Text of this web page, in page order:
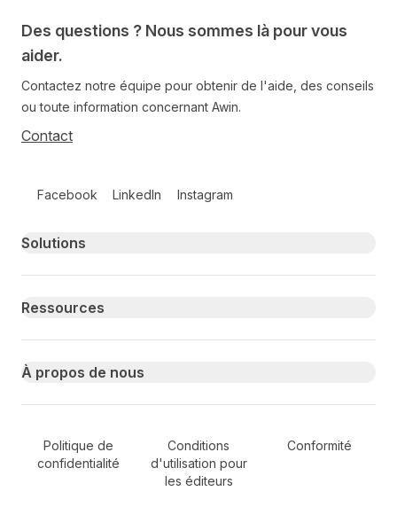
Des questions ? Nous sommes là pour vous
aider.
Contactez notre équipe pour obtenir de l'aide, des conseils
ou toute information concernant Awin.
Contact
Facebook LinkedIn Instagram
Primary footer navigation
Solutions
Ressources
À propos de nous
Secondary Footer Navigation
Politique de
confidentialité
Conditions
d'utilisation pour
les éditeurs
Conformité